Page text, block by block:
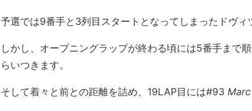
予選では9番手と3列目スタートとなってしまったドヴィ
しかし、オープニングラップが終わる頃には5番手まで
らいつきます。
そして着々と前との距離を詰め、19LAP目には#93 Marc